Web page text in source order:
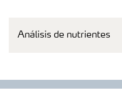
Análisis de nutrientes